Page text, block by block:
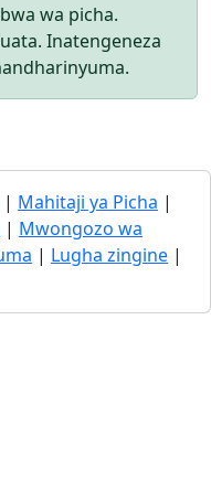
wa picha.
Inatengeneza
| Mahitaji ya Picha |
| Mwongozo wa
| Lugha zingine |